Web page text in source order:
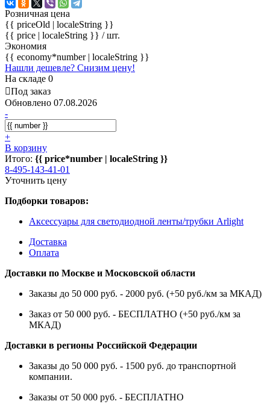
Розничная цена
{{ priceOld | localeString }}
{{ price | localeString }} / шт.
Экономия
{{ economy*number | localeString }}
Нашли дешевле? Снизим цену!
На складе 0
Под заказ
Обновлено 07.08.2026
-
+
В корзину
Итого: {{ price*number | localeString }}
8-495-143-41-01
Уточнить цену
Подборки товаров:
Аксессуары для светодиодной ленты/трубки Arlight
Доставка
Оплата
Доставки по Москве и Московской области
Заказы до 50 000 руб. - 2000 руб. (+50 руб./км за МКАД)
Заказ от 50 000 руб. - БЕСПЛАТНО (+50 руб./км за
МКАД)
Доставки в регионы Российской Федерации
Заказы до 50 000 руб. - 1500 руб. до транспортной
компании.
Заказы от 50 000 руб. - БЕСПЛАТНО